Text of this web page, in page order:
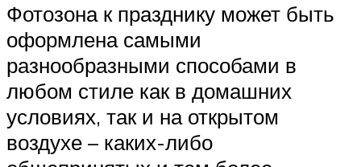
Фотозона к празднику может быть
оформлена самыми
разнообразными способами в
любом стиле как в домашних
условиях, так и на открытом
воздухе – каких-либо